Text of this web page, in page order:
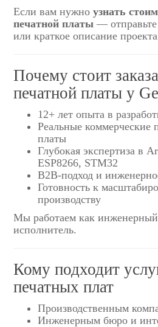
Если вам нужно узнать
печатной платы — отправьте
или краткое описание
Почему стоит
печатной платы у
12+ лет опыта в
Реальные коммерческие
платы
Глубокая экспертиза в
ESP8266, STM32
B2B-подход и
Готовность к
производству
Мы работаем как инженерный
исполнитель.
Кому подходит
печатных плат
Производственным
Инженерным бюро и